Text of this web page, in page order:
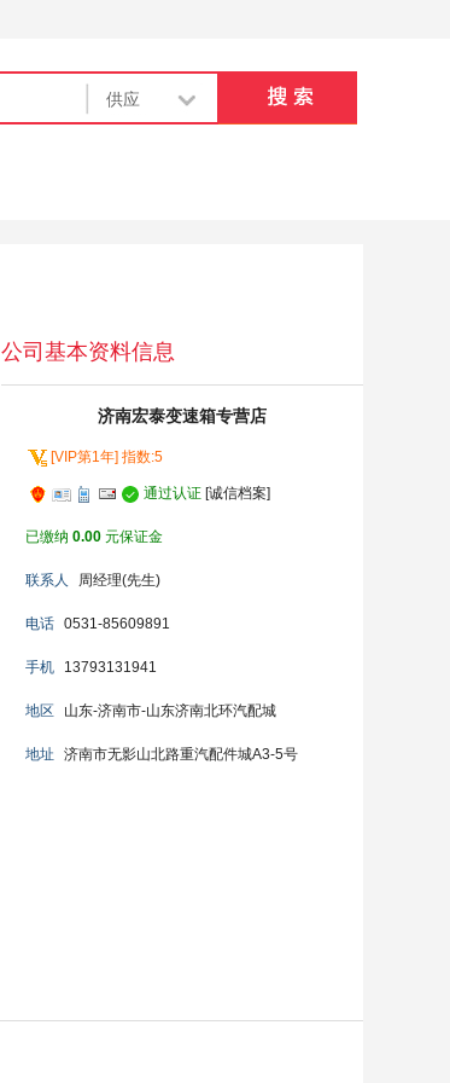
公司基本资料信息
济南宏泰变速箱专营店
[VIP第1年] 指数:5
通过认证 [诚信档案]
已缴纳 0.00 元保证金
联系人 周经理(先生)
电话 0531-85609891
手机 13793131941
地区 山东-济南市-山东济南北环汽配城
地址 济南市无影山北路重汽配件城A3-5号